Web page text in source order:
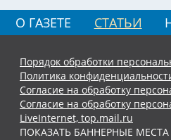
О ГАЗЕТЕ СТАТЬИ
Порядок обработки
Политика
Согласие на обработку
Согласие на обработку
LiveInternet, top.mail.ru
ПОКАЗАТЬ БАННЕРНЫЕ МЕСТА